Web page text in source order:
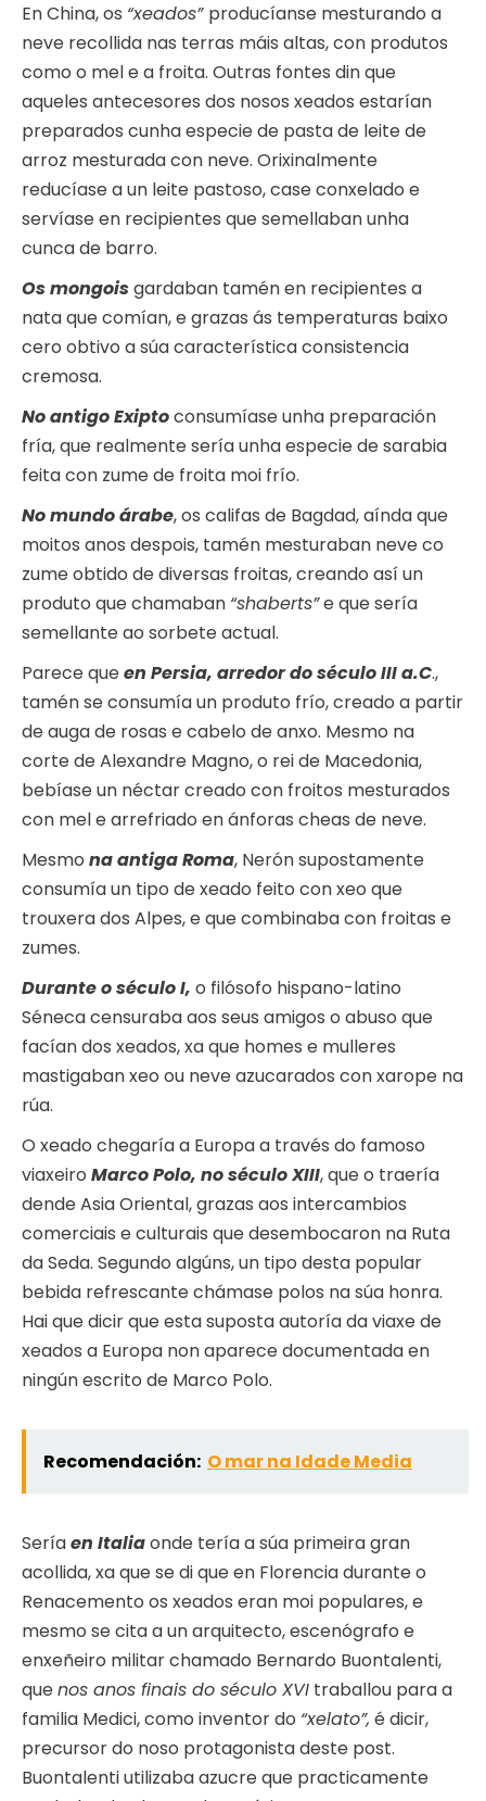
En China, os “xeados” producíanse mesturando a
neve recollida nas terras máis altas, con produtos
como o mel e a froita. Outras fontes din que
aqueles antecesores dos nosos xeados estarían
preparados cunha especie de pasta de leite de
arroz mesturada con neve. Orixinalmente
reducíase a un leite pastoso, case conxelado e
servíase en recipientes que semellaban unha
cunca de barro.
Os mongoisgardaban tamén en recipientes a
nata que comían, e grazas ás temperaturas baixo
cero obtivo a súa característica consistencia
cremosa.
No antigo Exiptoconsumíase unha preparación
fría, que realmente sería unha especie de sarabia
feita con zume de froita moi frío.
No mundo árabe, os califas de Bagdad, aínda que
moitos anos despois, tamén mesturaban neve co
zume obtido de diversas froitas, creando así un
produto que chamaban “shaberts”e que sería
semellante ao sorbete actual.
Parece queen Persia, arredor do século III a.C.,
tamén se consumía un produto frío, creado a partir
de auga de rosas e cabelo de anxo. Mesmo na
corte de Alexandre Magno, o rei de Macedonia,
bebíase un néctar creado con froitos mesturados
con mel e arrefriado en ánforas cheas de neve.
Mesmo na antiga Roma, Nerón supostamente
consumía un tipo de xeado feito con xeo que
trouxera dos Alpes, e que combinaba con froitas e
zumes.
Durante o século I, o filósofo hispano-latino
Séneca censuraba aos seus amigos o abuso que
facían dos xeados, xa que homes e mulleres
mastigaban xeo ou neve azucarados con xarope na
rúa.
O xeado chegaría a Europa a través do famoso
viaxeiro Marco Polo, no século XIII, que o traería
dende Asia Oriental, grazas aos intercambios
comerciais e culturais que desembocaron na Ruta
da Seda. Segundo algúns, un tipo desta popular
bebida refrescante chámase polos na súa honra.
Hai que dicir que esta suposta autoría da viaxe de
xeados a Europa non aparece documentada en
ningún escrito de Marco Polo.
Recomendación: O mar na Idade Media
Seríaen Italiaonde tería a súa primeira gran
acollida, xa que se di que en Florencia durante o
Renacemento os xeados eran moi populares, e
mesmo se cita a un arquitecto, escenógrafo e
enxeñeiro militar chamado Bernardo Buontalenti,
quenos anos finais do século XVI traballou para a
familia Medici, como inventor do “xelato”, é dicir,
precursor do noso protagonista deste post.
Buontalenti utilizaba azucre que practicamente